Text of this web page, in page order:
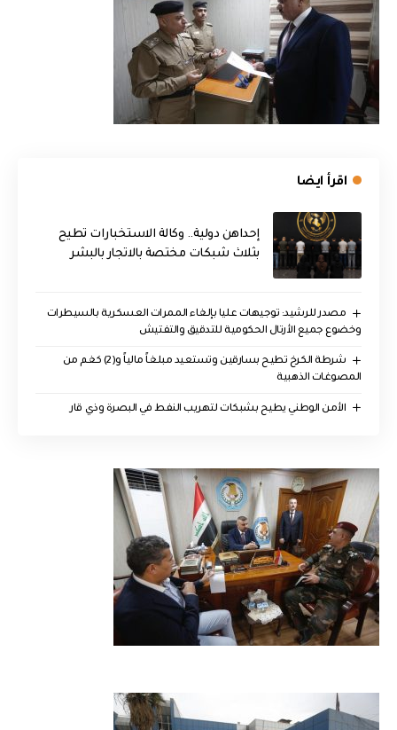
اقرأ ايضا
إحداهن دولية.. وكالة الاستخبارات تطيح
بثلاث شبكات مختصة بالاتجار بالبشر
مصدر للرشيد: توجيهات عليا بإلغاء الممرات العسكرية بالسيطرات
وخضوع جميع الأرتال الحكومية للتدقيق والتفتيش
شرطة الكرخ تطيح بسارقين وتستعيد مبلغاً مالياً و(2) كغم من
المصوغات الذهبية
الأمن الوطني يطيح بشبكات لتهريب النفط في البصرة وذي قار